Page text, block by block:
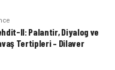
II: Palantir, Diyalog ve
Tertipleri – Dilaver